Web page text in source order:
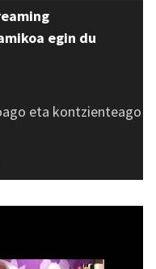
egin du
eta kontzienteago